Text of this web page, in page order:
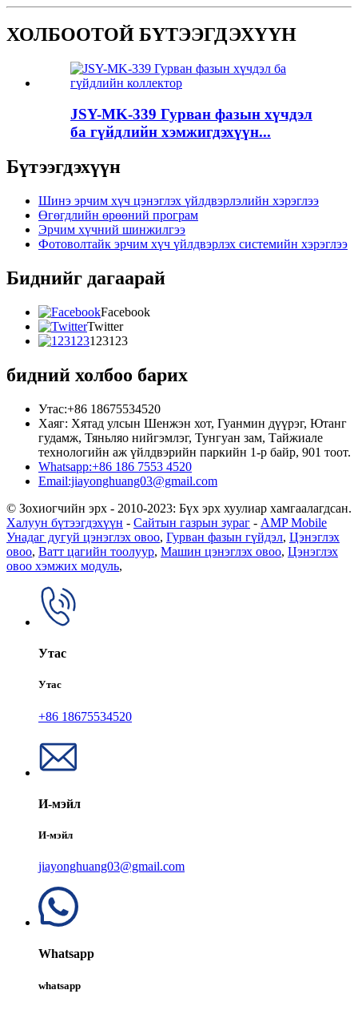
ХОЛБООТОЙ БҮТЭЭГДЭХҮҮН
JSY-MK-339 Гурван фазын хүчдэл
ба гүйдлийн хэмжигдэхүүн...
Бүтээгдэхүүн
Шинэ эрчим хүч цэнэглэх үйлдвэрлэлийн хэрэглээ
Өгөгдлийн өрөөний програм
Эрчим хүчний шинжилгээ
Фотоволтайк эрчим хүч үйлдвэрлэх системийн хэрэглээ
Биднийг дагаарай
Facebook
Twitter
123123
бидний холбоо барих
Утас:+86 18675534520
Хаяг: Хятад улсын Шенжэн хот, Гуанмин дүүрэг, Ютанг
гудамж, Тяньляо нийгэмлэг, Тунгуан зам, Тайжиале
технологийн аж үйлдвэрийн паркийн 1-р байр, 901 тоот.
Whatsapp:+86 186 7553 4520
Email:jiayonghuang03@gmail.com
© Зохиогчийн эрх - 2010-2023: Бүх эрх хуулиар хамгаалагдсан.
Халуун бүтээгдэхүүн - Сайтын газрын зураг - AMP Mobile
Унадаг дугуй цэнэглэх овоо, Гурван фазын гүйдэл, Цэнэглэх
овоо, Ватт цагийн тоолуур, Машин цэнэглэх овоо, Цэнэглэх
овоо хэмжих модуль,
Утас
Утас
+86 18675534520
И-мэйл
И-мэйл
jiayonghuang03@gmail.com
Whatsapp
whatsapp